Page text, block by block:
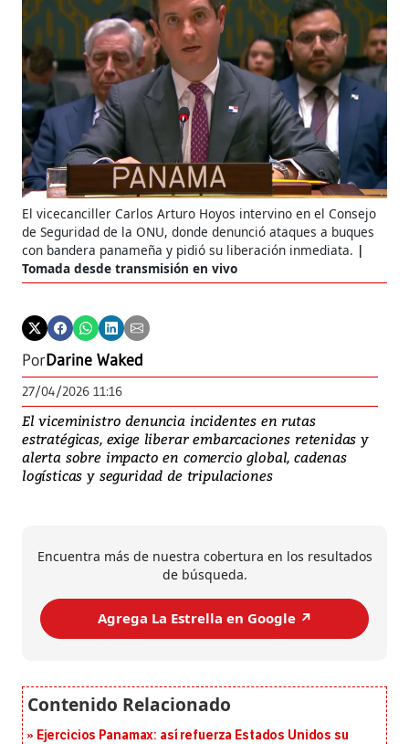
El vicecanciller Carlos Arturo Hoyos intervino en el Consejo
de Seguridad de la ONU, donde denunció ataques a buques
con bandera panameña y pidió su liberación inmediata.
Tomada desde transmisión en vivo
PorDarine Waked
27/04/2026 11:16
El viceministro denuncia incidentes en rutas
estratégicas, exige liberar embarcaciones retenidas y
alerta sobre impacto en comercio global, cadenas
logísticas y seguridad de tripulaciones
Encuentra más de nuestra cobertura en los resultados
de búsqueda.
Agrega La Estrella en Google ↗️
Ejercicios Panamax: así refuerza Estados Unidos su